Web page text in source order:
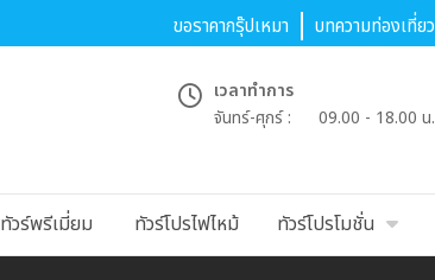
ขอราคากรุ๊ปเหมา บทความท่องเที่ยว
เวลาทำการ
จันทร์-ศุกร์ :
09.00 - 18.00 น.
ทัวร์พรีเมี่ยม ทัวร์โปรไฟไหม้ ทัวร์โปรโมชั่น